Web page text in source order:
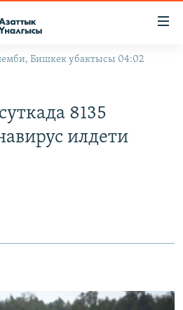
Бишкек убактысы 04:02
8135
илдети